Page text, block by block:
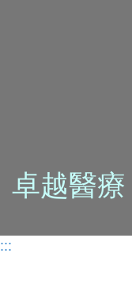
卓越醫療
:::